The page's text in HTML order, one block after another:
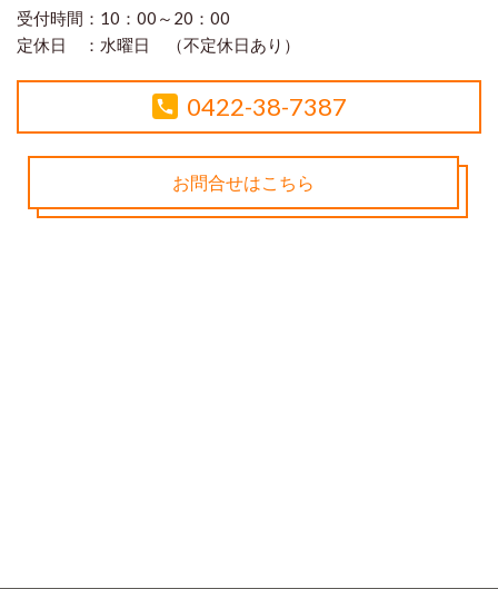
受付時間： 10：00～20：00
定休日 ： 水曜日 （不定休日あり）
0422-38-7387
お問合せはこちら